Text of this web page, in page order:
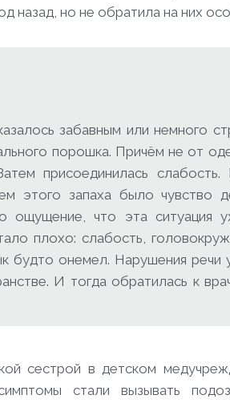
назад, но не обратила на них
забавным или немного
порошка. Причём не от
присоединилась
этого запаха было
ощущение, что эта ситуация
плохо: слабость,
будто онемел. Нарушения речи
И тогда обратилась к
сестрой в детском
стали вызывать